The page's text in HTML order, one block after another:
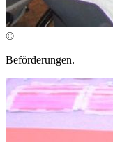
©
Beförderungen.